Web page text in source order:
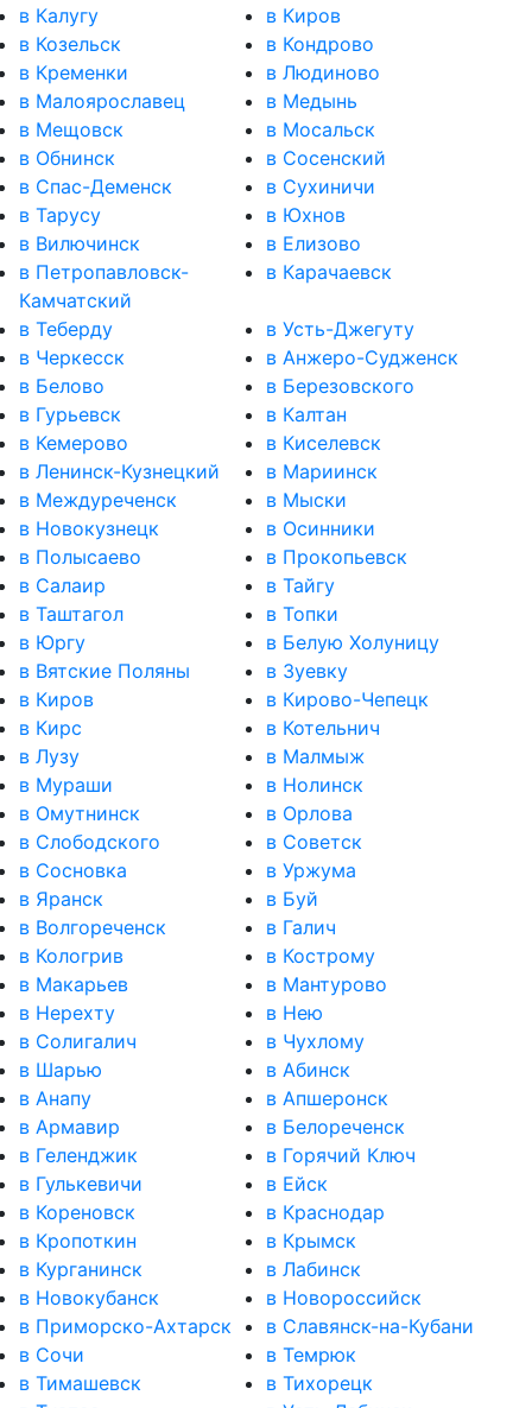
в Калугу
в Киров
в Козельск
в Кондрово
в Кременки
в Людиново
в Малоярославец
в Медынь
в Мещовск
в Мосальск
в Обнинск
в Сосенский
в Спас-Деменск
в Сухиничи
в Тарусу
в Юхнов
в Вилючинск
в Елизово
в Петропавловск-
Камчатский
в Карачаевск
в Теберду
в Усть-Джегуту
в Черкесск
в Анжеро-Судженск
в Белово
в Березовского
в Гурьевск
в Калтан
в Кемерово
в Киселевск
в Ленинск-Кузнецкий
в Мариинск
в Междуреченск
в Мыски
в Новокузнецк
в Осинники
в Полысаево
в Прокопьевск
в Салаир
в Тайгу
в Таштагол
в Топки
в Юргу
в Белую Холуницу
в Вятские Поляны
в Зуевку
в Киров
в Кирово-Чепецк
в Кирс
в Котельнич
в Лузу
в Малмыж
в Мураши
в Нолинск
в Омутнинск
в Орлова
в Слободского
в Советск
в Сосновка
в Уржума
в Яранск
в Буй
в Волгореченск
в Галич
в Кологрив
в Кострому
в Макарьев
в Мантурово
в Нерехту
в Нею
в Солигалич
в Чухлому
в Шарью
в Абинск
в Анапу
в Апшеронск
в Армавир
в Белореченск
в Геленджик
в Горячий Ключ
в Гулькевичи
в Ейск
в Кореновск
в Краснодар
в Кропоткин
в Крымск
в Курганинск
в Лабинск
в Новокубанск
в Новороссийск
в Приморско-Ахтарск
в Славянск-на-Кубани
в Сочи
в Темрюк
в Тимашевск
в Тихорецк